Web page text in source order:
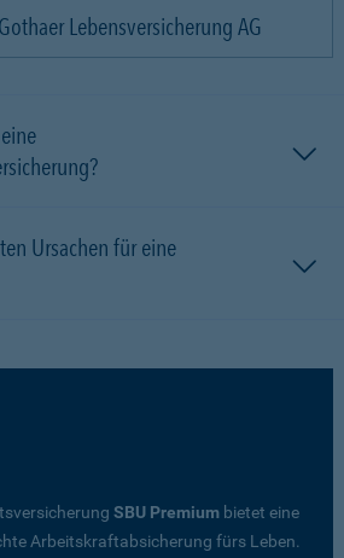
Lebensversicherung AG
Ursachen für eine
SBU Premium bietet eine
Arbeitskraftabsicherung fürs Leben.